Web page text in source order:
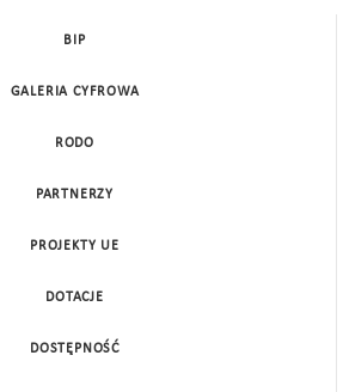
BIP
GALERIA CYFROWA
RODO
PARTNERZY
PROJEKTY UE
DOTACJE
DOSTĘPNOŚĆ